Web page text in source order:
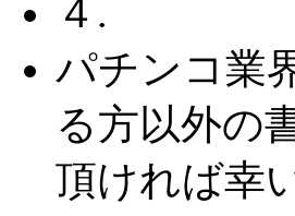
４.
パチンコ業
る方以外の
頂ければ幸